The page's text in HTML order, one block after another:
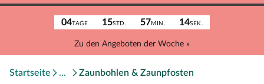
04TAGE 15STD. 57MIN. 14SEK.
Zu den Angeboten der Woche »
Startseite Zaunbohlen & Zaunpfosten